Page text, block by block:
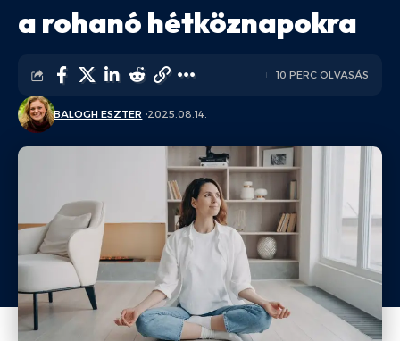
a rohanó hétköznapokra
BALOGH ESZTER 2025.08.14.
10 PERC OLVASÁS